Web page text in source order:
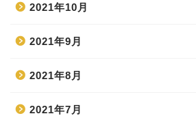
2021年10月
2021年9月
2021年8月
2021年7月